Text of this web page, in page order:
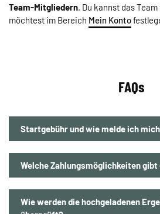
Team-Mitgliedern . Du kannst das
möchtest im Bereich Mein Konto
FAQs
Startgebühr und wie melde ich
Die Startgebühr beträgt pro
Anmeldung erfolgt direkthierauf der
Anmeldung können Standorte und
und Disziplinen absolviert werden.
flexibel. Die einzelnen Zeiten
Welche Zahlungsmöglichkeiten gibt
PayPal, SEPA-Lastschrift,
(Klarna).
Wie werden die hochgeladenen